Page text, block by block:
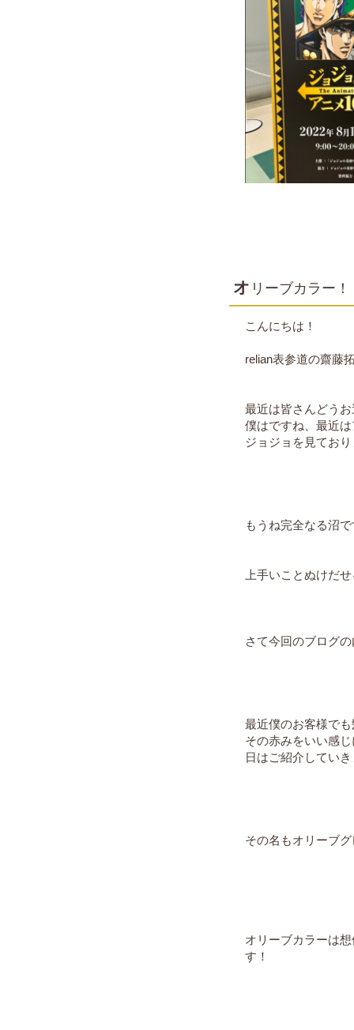
オ リーブカラー！
こんにちは！
relian表参道の齋藤
最近は皆さんどう
僕はですね、最近
ジョジョを見てお
もうね完全なる沼
上手いことぬけだ
さて今回のブログ
最近僕のお客様で
その赤みをいい感
日はご紹介してい
その名もオリーブ
オリーブカラーは
す！